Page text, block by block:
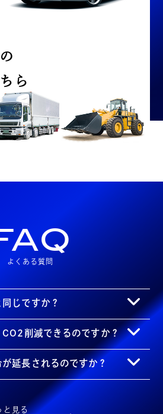
ら
よくある質問
じですか？
CO2削減できるのですか？
延長されるのですか？
と見る